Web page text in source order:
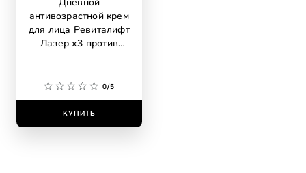
антивозрастной крем
для лица Ревиталифт
Лазер х3 против
глубокий уход, SPF
25
0/5
КУПИТЬ